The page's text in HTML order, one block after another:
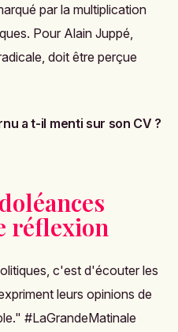
par la multiplication
Pour Alain Juppé,
doit être perçue
a t-il menti sur son CV ?
réflexion
c'est d'écouter les
leurs opinions de
#LaGrandeMatinale